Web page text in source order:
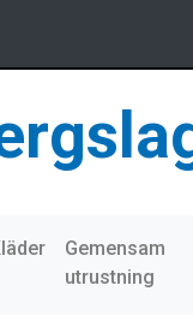
Gemensam
utrustning